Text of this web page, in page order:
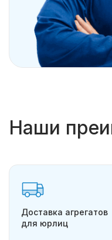
Наши
Доставка агрегатов
для юрлиц